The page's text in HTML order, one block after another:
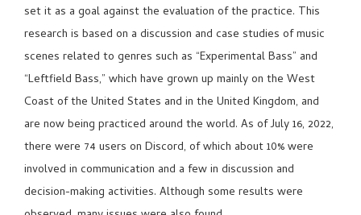
set it as a goal against the evaluation of the practice. This
research is based on a discussion and case studies of music
scenes related to genres such as “Experimental Bass” and
“Leftfield Bass,” which have grown up mainly on the West
Coast of the United States and in the United Kingdom, and
are now being practiced around the world. As of July 16, 2022,
there were 74 users on Discord, of which about 10% were
involved in communication and a few in discussion and
decision-making activities. Although some results were